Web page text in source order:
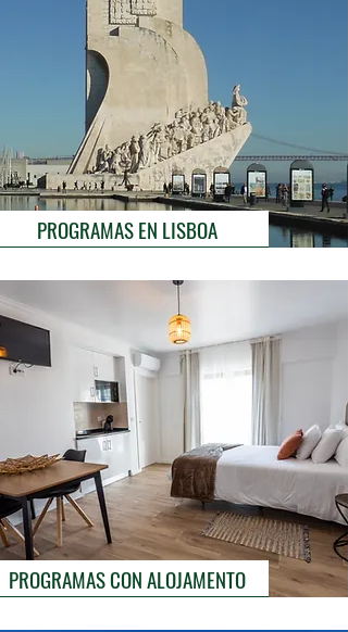
PROGRAMAS EN LISBOA
PROGRAMAS CON ALOJAMENTO